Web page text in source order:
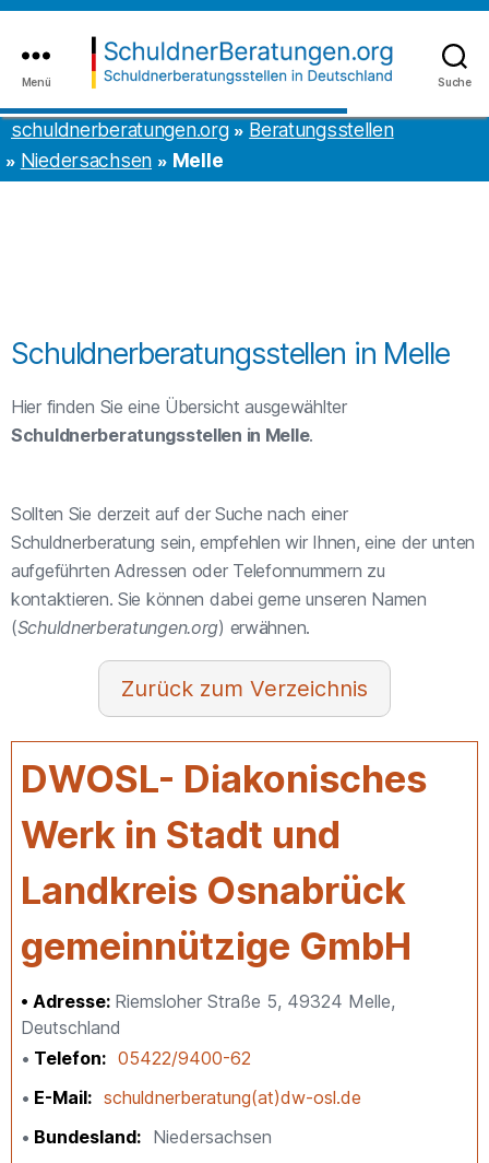
Inhalt
springen
to
the
content
Suche
schuldnerberatungen.org
Menü
schuldnerberatungen.org
Beratungsstellen
Niedersachsen
Melle
Schuldnerberatungsstellen in Melle
Hier finden Sie eine Übersicht ausgewählter
Schuldnerberatungsstellen in Melle.
Sollten Sie derzeit auf der Suche nach einer
Schuldnerberatung sein, empfehlen wir Ihnen, eine der unten
aufgeführten Adressen oder Telefonnummern zu
kontaktieren. Sie können dabei gerne unseren Namen
(Schuldnerberatungen.org) erwähnen.
Verzeichnis
DWOSL- Diakonisches
Werk in Stadt und
Landkreis Osnabrück
gemeinnützige GmbH
Adresse: Riemsloher Straße 5, 49324 Melle,
Deutschland
Telefon
05422/9400-62
E-Mail
schuldnerberatung(at)dw-osl.de
Bundesland
Niedersachsen